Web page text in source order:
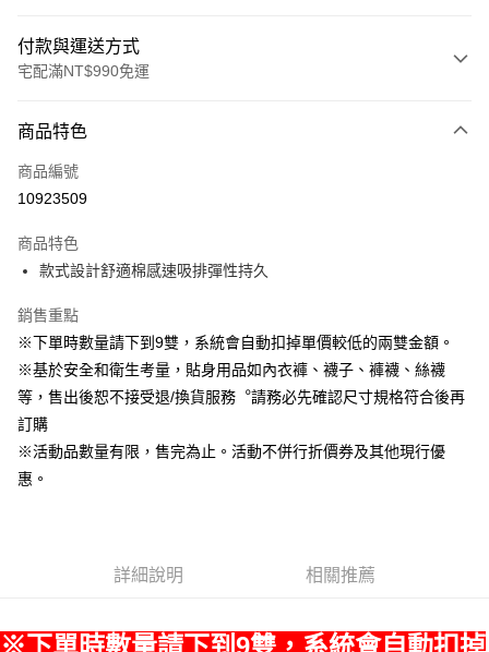
付款與運送方式
宅配滿NT$990免運
信用卡一次付款
LINE Pay
悠遊付
Google Pay
全盈+PAY
ATM付款
宅配
每筆NT$80，滿NT$699(含以上)免運費
商品特色
商品編號
10923509
商品特色
款式設計舒適棉感速吸排彈性持久
銷售重點
※下單時數量請下到9雙，系統會自動扣掉單價較低的兩雙金額。
※基於安全和衛生考量，貼身用品如內衣褲、襪子、褲襪、絲襪
等，售出後恕不接受退/換貨服務︒請務必先確認尺寸規格符合後再
訂購
※活動品數量有限，售完為止。活動不併行折價券及其他現行優
惠。
詳細說明 相關推薦
※下單時數量請下到9雙，系統會自動扣掉